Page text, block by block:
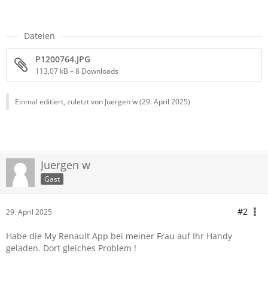
Dateien
P1200764.JPG
113,07 kB – 8 Downloads
Einmal editiert, zuletzt von Juergen w (29. April 2025)
Juergen w
Gast
29. April 2025 #2
Habe die My Renault App bei meiner Frau auf Ihr Handy
geladen. Dort gleiches Problem !